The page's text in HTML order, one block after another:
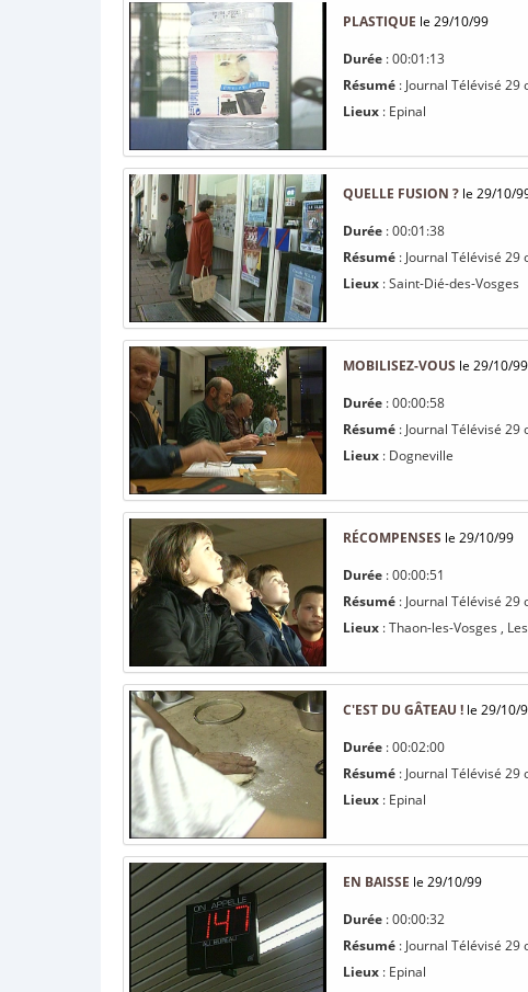
PLASTIQUE le 29/10/99
Durée : 00:01:13
Résumé : Journal Télévisé 29
Lieux : Epinal
QUELLE FUSION ? le 29/10/
Durée : 00:01:38
Résumé : Journal Télévisé 29
Lieux : Saint-Dié-des-Vosges
MOBILISEZ-VOUS le 29/10/99
Durée : 00:00:58
Résumé : Journal Télévisé 29
Lieux : Dogneville
RÉCOMPENSES le 29/10/99
Durée : 00:00:51
Résumé : Journal Télévisé 29
Lieux : Thaon-les-Vosges ,
C'EST DU GÂTEAU ! le 29/10/
Durée : 00:02:00
Résumé : Journal Télévisé 29
Lieux : Epinal
EN BAISSE le 29/10/99
Durée : 00:00:32
Résumé : Journal Télévisé 29
Lieux : Epinal